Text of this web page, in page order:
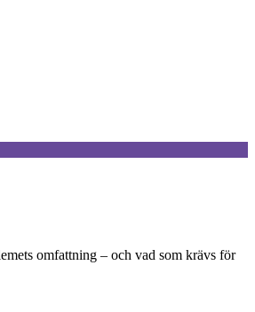
omfattning – och vad som krävs för